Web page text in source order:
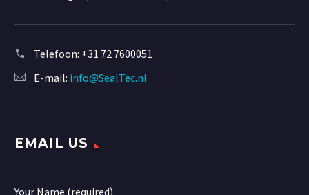
Telefoon: +31 72 7600051
E-mail: info@SealTec.nl
EMAIL US
Your Name (required)